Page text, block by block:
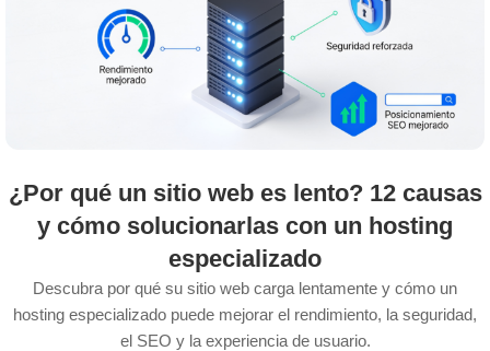
¿Por qué un sitio web es lento? 12 causas
y cómo solucionarlas con un hosting
especializado
Descubra por qué su sitio web carga lentamente y cómo un
hosting especializado puede mejorar el rendimiento, la seguridad,
el SEO y la experiencia de usuario.